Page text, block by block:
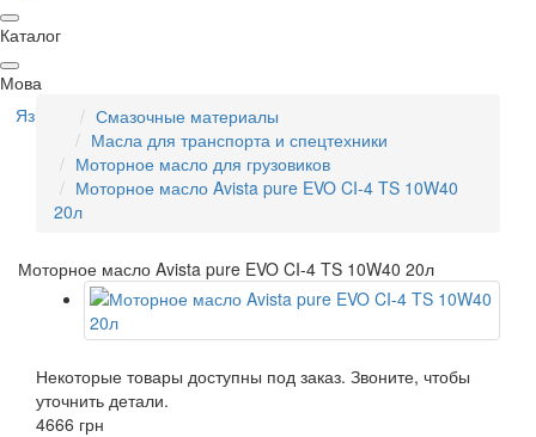
Каталог
Мова
Язык
Смазочные материалы
Масла для транспорта и спецтехники
Моторное масло для грузовиков
Моторное масло Avista pure EVO CI-4 TS 10W40
20л
Моторное масло Avista pure EVO CI-4 TS 10W40 20л
Некоторые товары доступны под заказ. Звоните, чтобы
уточнить детали.
4666 грн